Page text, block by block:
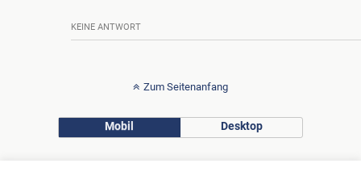
KEINE ANTWORT
Zum Seitenanfang
Mobil Desktop